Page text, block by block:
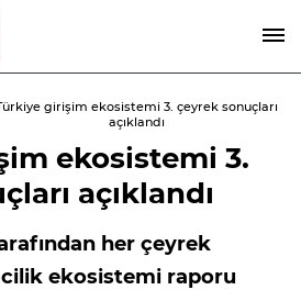
girişim ekosistemi 3. çeyrek sonuçları
açıklandı
ekosistemi 3.
açıklandı
her çeyrek
ekosistemi raporu